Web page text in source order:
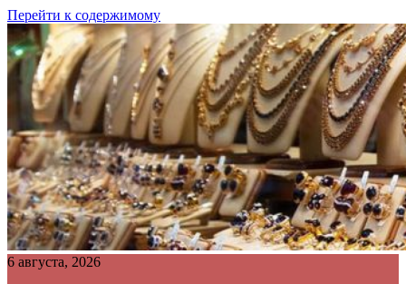
Перейти к содержимому
6 августа, 2026